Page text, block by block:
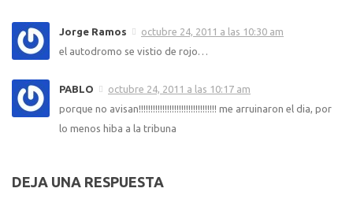
Jorge Ramos
octubre 24, 2011 a las 10:30 am
el autodromo se vistio de rojo…
PABLO
octubre 24, 2011 a las 10:17 am
porque no avisan!!!!!!!!!!!!!!!!!!!!!!!!!!!!!!!!! me arruinaron el dia, por
lo menos hiba a la tribuna
DEJA UNA RESPUESTA